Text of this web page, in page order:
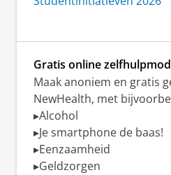
Gratis online
Maak anoniem en gratis
NewHealth, met
▸Alcohol
▸Je smartphone de baas!
▸Eenzaamheid
▸Geldzorgen